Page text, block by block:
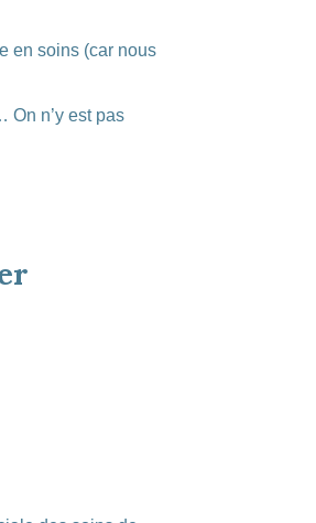
en soins (car nous
On n’y est pas